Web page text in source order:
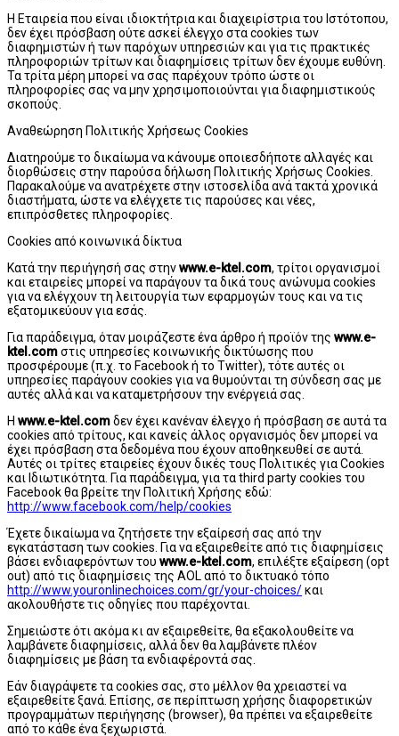
Η Εταιρεία που είναι ιδιοκτήτρια και διαχειρίστρια του Ιστότοπου,
δεν έχει πρόσβαση ούτε ασκεί έλεγχο στα cookies των
διαφημιστών ή των παρόχων υπηρεσιών και για τις πρακτικές
πληροφοριών τρίτων και διαφημίσεις τρίτων δεν έχουμε ευθύνη.
Τα τρίτα μέρη μπορεί να σας παρέχουν τρόπο ώστε οι
πληροφορίες σας να μην χρησιμοποιούνται για διαφημιστικούς
σκοπούς.
Αναθεώρηση Πολιτικής Χρήσεως Cookies
Διατηρούμε το δικαίωμα να κάνουμε οποιεσδήποτε αλλαγές και
διορθώσεις στην παρούσα δήλωση Πολιτικής Χρήσως Cookies.
Παρακαλούμε να ανατρέχετε στην ιστοσελίδα ανά τακτά χρονικά
διαστήματα, ώστε να ελέγχετε τις παρούσες και νέες,
επιπρόσθετες πληροφορίες.
Cookies από κοινωνικά δίκτυα
Κατά την περιήγησή σας στηνwww.e-ktel.com, τρίτοι οργανισμοί
και εταιρείες μπορεί να παράγουν τα δικά τους ανώνυμα cookies
για να ελέγχουν τη λειτουργία των εφαρμογών τους και να τις
εξατομικεύουν για εσάς.
Για παράδειγμα, όταν μοιράζεστε ένα άρθρο ή προϊόν της www.e-
ktel.comστις υπηρεσίες κοινωνικής δικτύωσης που
προσφέρουμε (π.χ. το Facebook ή το Twitter), τότε αυτές οι
υπηρεσίες παράγουν cookies για να θυμούνται τη σύνδεση σας με
αυτές αλλά και να καταμετρήσουν την ενέργειά σας.
Η www.e-ktel.comδεν έχει κανέναν έλεγχο ή πρόσβαση σε αυτά τα
cookies από τρίτους, και κανείς άλλος οργανισμός δεν μπορεί να
έχει πρόσβαση στα δεδομένα που έχουν αποθηκευθεί σε αυτά.
Αυτές οι τρίτες εταιρείες έχουν δικές τους Πολιτικές για Cookies
και Ιδιωτικότητα. Για παράδειγμα, για τα third party cookies του
Facebook θα βρείτε την Πολιτική Χρήσης εδώ:
http://www.facebook.com/help/cookies
Έχετε δικαίωμα να ζητήσετε την εξαίρεσή σας από την
εγκατάσταση των cookies. Για να εξαιρεθείτε από τις διαφημίσεις
βάσει ενδιαφερόντων του www.e-ktel.com, επιλέξτε εξαίρεση (opt
out) από τις διαφημίσεις της AOL από το δικτυακό τόπο
http://www.youronlinechoices.com/gr/your-choices/και
ακολουθήστε τις οδηγίες που παρέχονται.
Σημειώστε ότι ακόμα κι αν εξαιρεθείτε, θα εξακολουθείτε να
λαμβάνετε διαφημίσεις, αλλά δεν θα λαμβάνετε πλέον
διαφημίσεις με βάση τα ενδιαφέροντά σας.
Εάν διαγράψετε τα cookies σας, στο μέλλον θα χρειαστεί να
εξαιρεθείτε ξανά. Επίσης, σε περίπτωση χρήσης διαφορετικών
προγραμμάτων περιήγησης (browser), θα πρέπει να εξαιρεθείτε
από το κάθε ένα ξεχωριστά.